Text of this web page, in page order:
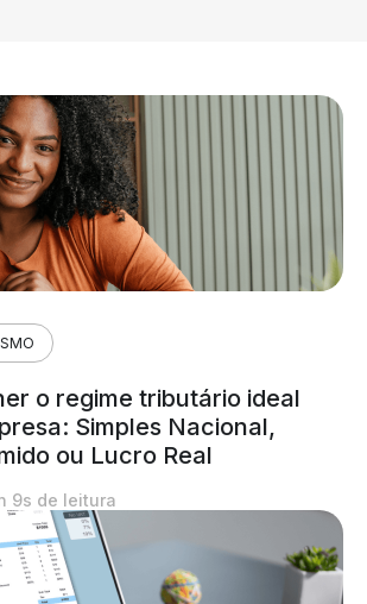
o regime tributário ideal
Simples Nacional,
ou Lucro Real
9s de leitura